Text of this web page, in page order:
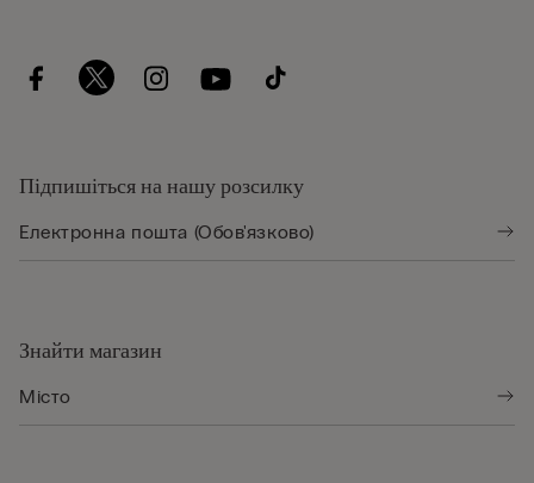
Підпишіться на нашу розсилку
Знайти магазин